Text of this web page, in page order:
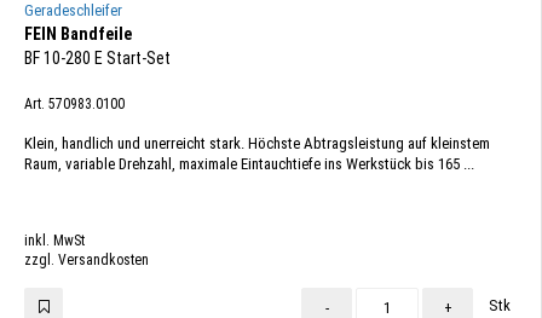
Geradeschleifer
FEIN Bandfeile
BF 10-280 E Start-Set
Art. 570983.0100
Klein, handlich und unerreicht stark. Höchste Abtragsleistung auf kleinstem
Raum, variable Drehzahl, maximale Eintauchtiefe ins Werkstück bis 165 ...
inkl. MwSt
zzgl. Versandkosten
- + Stk